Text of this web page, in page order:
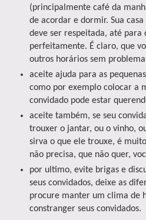
(principalmente café da
de acordar e dormir. Sua
deve ser respeitada, até para
perfeitamente. É claro, que
outros horários sem
aceite ajuda para as
como por exemplo colocar a
convidado pode estar
aceite também, se seu
trouxer o jantar, ou o vinho,
sirva o que ele trouxe, é
não precisa, que não quer,
por ultimo, evite brigas e
seus convidados, deixe as
procure manter um clima de
constranger seus convidados.